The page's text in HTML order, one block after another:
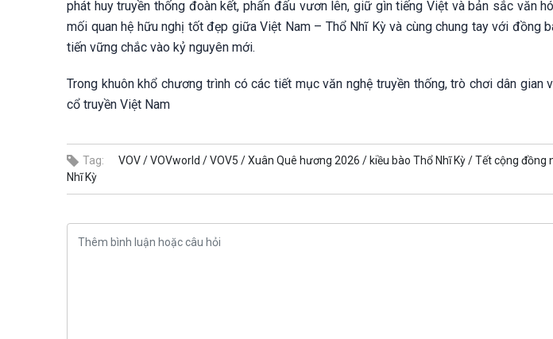
phát huy truyền thống đoàn kết, phấn đấu vươn lên, giữ gìn tiếng Việt và bản sắc văn
mối quan hệ hữu nghị tốt đẹp giữa Việt Nam – Thổ Nhĩ Kỳ và cùng chung tay với đồng
tiến vững chắc vào kỷ nguyên mới.
Trong khuôn khổ chương trình có các tiết mục văn nghệ truyền thống, trò chơi dân
cổ truyền Việt Nam
Tag: VOV /VOVworld /VOV5 /Xuân Quê hương 2026 / kiều bào Thổ Nhĩ Kỳ /Tết cộng đồng
Nhĩ Kỳ